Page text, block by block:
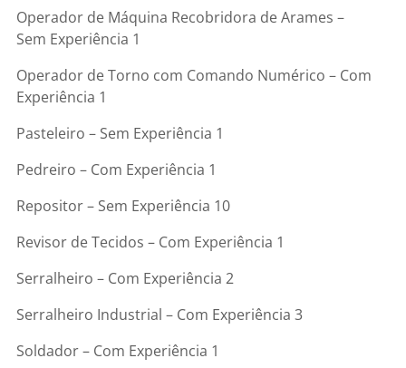
Operador de Máquina Recobridora de Arames –
Sem Experiência 1
Operador de Torno com Comando Numérico – Com
Experiência 1
Pasteleiro – Sem Experiência 1
Pedreiro – Com Experiência 1
Repositor – Sem Experiência 10
Revisor de Tecidos – Com Experiência 1
Serralheiro – Com Experiência 2
Serralheiro Industrial – Com Experiência 3
Soldador – Com Experiência 1